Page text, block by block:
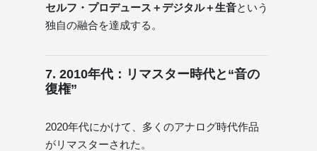
セルフ・プロデュース＋デジタル＋生音という
独自の融合を達成する。
7. 2010年代：リマスター時代と“音の
復権”
2020年代にかけて、多くのアナログ時代作品
がリマスターされた。